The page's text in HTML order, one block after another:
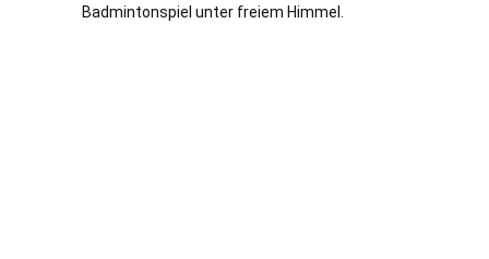
Badmintonspiel unter freiem Himmel.